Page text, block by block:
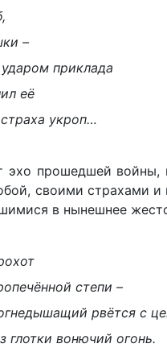
–
приклада
её
укроп…
эхо прошедшей войны,
своими страхами и
в нынешнее
степи –
рвётся с
глотки вонючий огонь.